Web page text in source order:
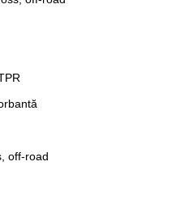
off-road